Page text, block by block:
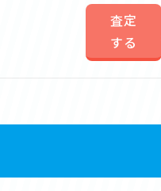
査定
する